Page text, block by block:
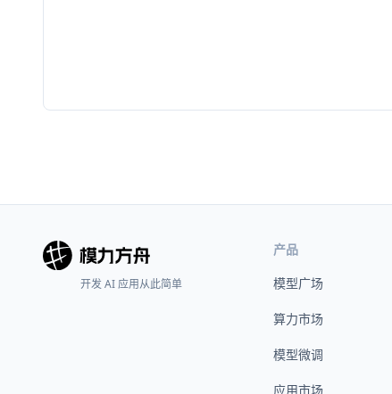
开发 AI 应用从此简单
产品
模型广场
算力市场
模型微调
应用市场